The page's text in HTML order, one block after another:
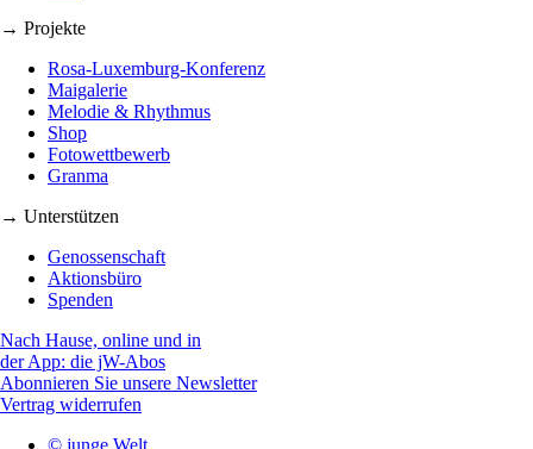
→ Projekte
Rosa-Luxemburg-Konferenz
Maigalerie
Melodie & Rhythmus
Shop
Fotowettbewerb
Granma
→ Unterstützen
Genossenschaft
Aktionsbüro
Spenden
Nach Hause, online und in
der App: die jW-Abos
Abonnieren Sie unsere Newsletter
Vertrag widerrufen
© junge Welt